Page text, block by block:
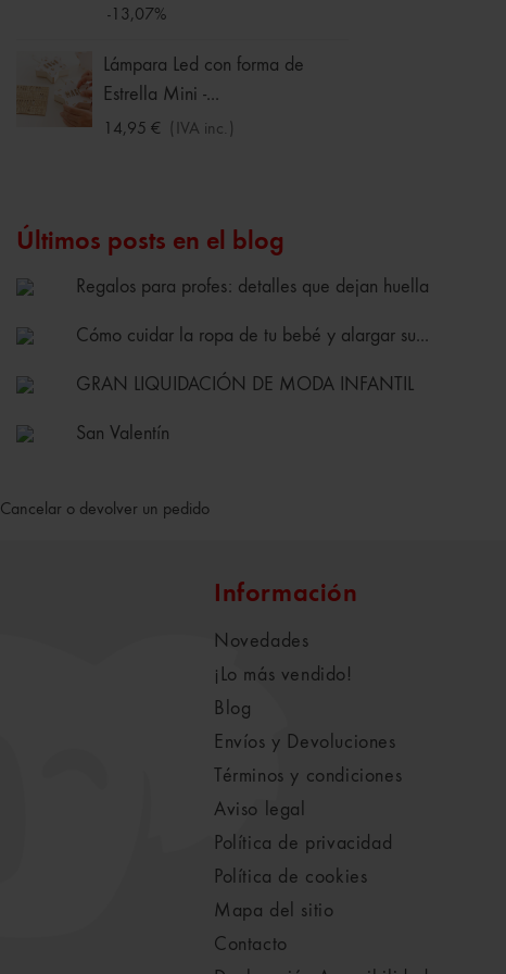
-13,07%
Lámpara Led con forma de
Estrella Mini -...
14,95 € (IVA inc.)
Últimos posts en el blog
Regalos para profes: detalles que dejan huella
Cómo cuidar la ropa de tu bebé y alargar su...
GRAN LIQUIDACIÓN DE MODA INFANTIL
San Valentín
Cancelar o devolver un pedido
Información
Novedades
¡Lo más vendido!
Blog
Envíos y Devoluciones
Términos y condiciones
Aviso legal
Política de privacidad
Política de cookies
Mapa del sitio
Contacto